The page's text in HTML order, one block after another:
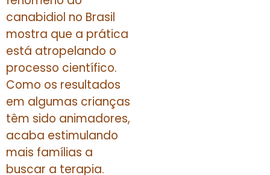
canabidiol no Brasil
mostra que a prática
está atropelando o
processo científico.
Como os resultados
em algumas crianças
têm sido animadores,
acaba estimulando
mais famílias a
buscar a terapia.